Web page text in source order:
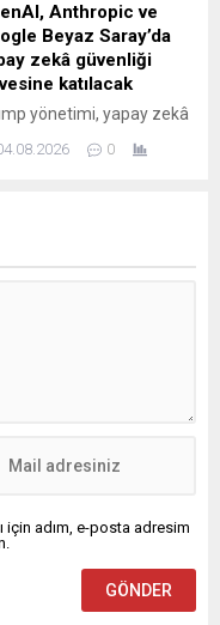
Anthropic ve
Beyaz Saray’da
zekâ güvenliği
katılacak
yönetimi, yapay zekâ
testlerine yönelik
0
için adım, e-posta adresim